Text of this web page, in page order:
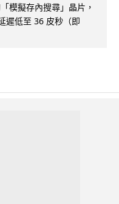
模擬存內搜尋」晶片，
遲低至 36 皮秒（即